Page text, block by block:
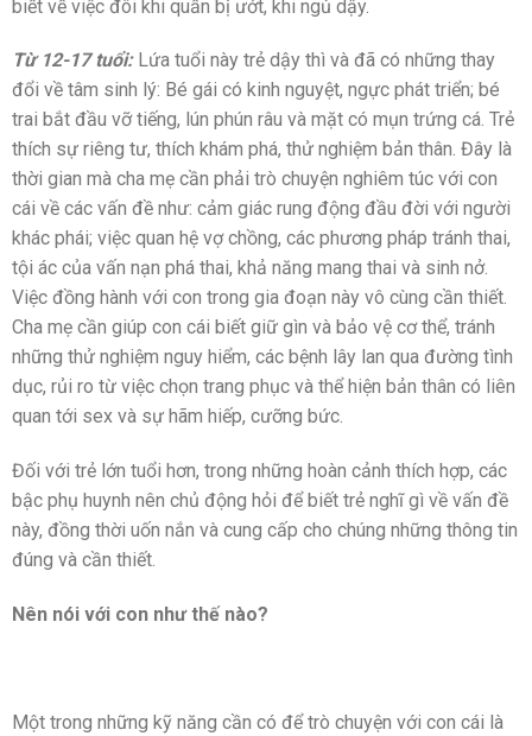
biết về việc đôi khi quần bị ướt, khi ngủ dậy.
Từ 12-17 tuổi: Lứa tuổi này trẻ dậy thì và đã có những thay
đổi về tâm sinh lý: Bé gái có kinh nguyệt, ngực phát triển; bé
trai bắt đầu vỡ tiếng, lún phún râu và mặt có mụn trứng cá. Trẻ
thích sự riêng tư, thích khám phá, thử nghiệm bản thân. Đây là
thời gian mà cha mẹ cần phải trò chuyện nghiêm túc với con
cái về các vấn đề như: cảm giác rung động đầu đời với người
khác phái; việc quan hệ vợ chồng, các phương pháp tránh thai,
tội ác của vấn nạn phá thai, khả năng mang thai và sinh nở.
Việc đồng hành với con trong gia đoạn này vô cùng cần thiết.
Cha mẹ cần giúp con cái biết giữ gìn và bảo vệ cơ thể, tránh
những thử nghiệm nguy hiểm, các bệnh lây lan qua đường tình
dục, rủi ro từ việc chọn trang phục và thể hiện bản thân có liên
quan tới sex và sự hãm hiếp, cưỡng bức.
Đối với trẻ lớn tuổi hơn, trong những hoàn cảnh thích hợp, các
bậc phụ huynh nên chủ động hỏi để biết trẻ nghĩ gì về vấn đề
này, đồng thời uốn nắn và cung cấp cho chúng những thông tin
đúng và cần thiết.
Nên nói với con như thế nào?
Một trong những kỹ năng cần có để trò chuyện với con cái là